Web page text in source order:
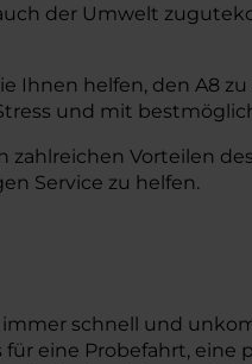
der Umwelt
helfen, den A8
und mit
Vorteilen
Service zu helfen.
schnell und
eine Probefahrt,